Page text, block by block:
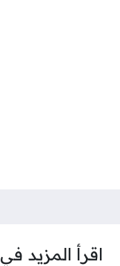
اقرأ المزيد في